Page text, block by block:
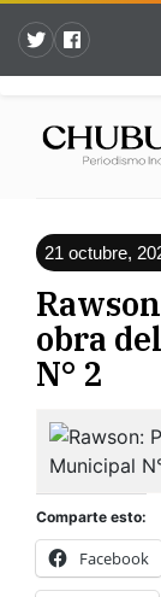
21 octubre,
obra
N° 2
Comparte esto:
Facebook